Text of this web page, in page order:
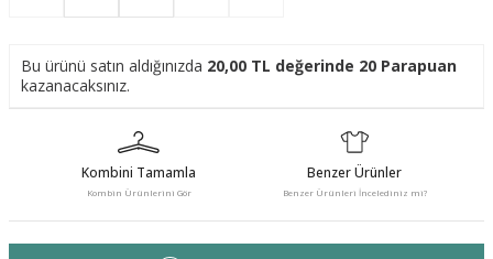
Bu ürünü satın aldığınızda 20,00 TL değerinde 20 Parapuan
kazanacaksınız.
Kombini Tamamla
Kombin Ürünlerini Gör
Benzer Ürünler
Benzer Ürünleri İncelediniz mi?